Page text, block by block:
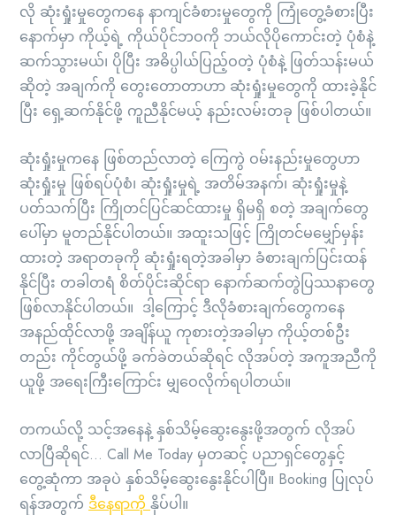
လို ဆုံးရှုံးမှုတွေကနေ နာကျင်ခံစားမှုတွေကို ကြုံတွေ့ခံစားပြီး
နောက်မှာ ကိုယ့်ရဲ့ ကိုယ်ပိုင်ဘဝကို ဘယ်လိုပိုကောင်းတဲ့ ပုံစံနဲ့
ဆက်သွားမယ်၊ ပိုပြီး အဓိပ္ပါယ်ပြည့်ဝတဲ့ ပုံစံနဲ့ ဖြတ်သန်းမယ်
ဆိုတဲ့ အချက်ကို တွေးတောတာဟာ ဆုံးရှုံးမှုတွေကို ထားခဲ့နိုင်
ပြီး ရှေ့ဆက်နိုင်ဖို့ ကူညီနိုင်မယ့် နည်းလမ်းတခု ဖြစ်ပါတယ်။
ဆုံးရှုံးမှုကနေ ဖြစ်တည်လာတဲ့ ကြေကွဲ ဝမ်းနည်းမှုတွေဟာ
ဆုံးရှုံးမှု ဖြစ်ရပ်ပုံစံ၊ ဆုံးရှုံးမှုရဲ့ အတိမ်အနက်၊ ဆုံးရှုံးမှုနဲ့
ပတ်သက်ပြီး ကြိုတင်ပြင်ဆင်ထားမှု ရှိမရှိ စတဲ့ အချက်တွေ
ပေါ်မှာ မူတည်နိုင်ပါတယ်။ အထူးသဖြင့် ကြိုတင်မမျှော်မှန်း
ထားတဲ့ အရာတခုကို ဆုံးရှုံးရတဲ့အခါမှာ ခံစားချက်ပြင်းထန်
နိုင်ပြီး တခါတရံ စိတ်ပိုင်းဆိုင်ရာ နောက်ဆက်တွဲပြဿနာတွေ
ဖြစ်လာနိုင်ပါတယ်။ ဒါ့ကြောင့် ဒီလိုခံစားချက်တွေကနေ
အနည်ထိုင်လာဖို့ အချိန်ယူ ကုစားတဲ့အခါမှာ ကိုယ့်တစ်ဦး
တည်း ကိုင်တွယ်ဖို့ ခက်ခဲတယ်ဆိုရင် လိုအပ်တဲ့ အကူအညီကို
ယူဖို့ အရေးကြီးကြောင်း မျှဝေလိုက်ရပါတယ်။
တကယ်လို့ သင့်အနေနဲ့ နှစ်သိမ့်ဆွေးနွေးဖို့အတွက် လိုအပ်
လာပြီဆိုရင်… Call Me Today မှတဆင့် ပညာရှင်တွေနှင့်
တွေ့ဆုံကာ အခုပဲ နှစ်သိမ့်ဆွေးနွေးနိုင်ပါပြီ။ Booking ပြုလုပ်
ရန်အတွက် ဒီနေရာကို နှိပ်ပါ။